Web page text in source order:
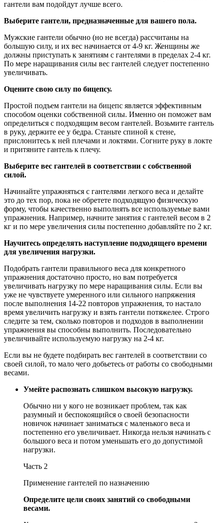
гантели вам подойдут лучше всего.
Выберите гантели, предназначенные для вашего пола.
Мужские гантели обычно (но не всегда) рассчитаны на
большую силу, и их вес начинается от 4-9 кг. Женщины же
должны приступать к занятиям с гантелями в пределах 2-4 кг.
По мере наращивания силы вес гантелей следует постепенно
увеличивать.
Оцените свою силу по бицепсу.
Простой подъем гантели на бицепс является эффективным
способом оценки собственной силы. Именно он поможет вам
определиться с подходящим весом гантелей. Возьмите гантель
в руку, держите ее у бедра. Станьте спиной к стене,
прислонитесь к ней плечами и локтями. Согните руку в локте
и притяните гантель к плечу.
Выберите вес гантелей в соответствии с собственной
силой.
Начинайте упражняться с гантелями легкого веса и делайте
это до тех пор, пока не обретете подходящую физическую
форму, чтобы качественно выполнять все используемые вами
упражнения. Например, начните занятия с гантелей весом в 2
кг и по мере увеличения силы постепенно добавляйте по 2 кг.
Научитесь определять наступление подходящего времени
для увеличения нагрузки.
Подобрать гантели правильного веса для конкретного
упражнения достаточно просто, но вам потребуется
увеличивать нагрузку по мере наращивания силы. Если вы
уже не чувствуете умеренного или сильного напряжения
после выполнения 14-22 повторов упражнения, то настало
время увеличить нагрузку и взять гантели потяжелее. Строго
следите за тем, сколько повторов и подходов в выполнении
упражнения вы способны выполнить. Последовательно
увеличивайте используемую нагрузку на 2-4 кг.
Если вы не будете подбирать вес гантелей в соответствии со
своей силой, то мало чего добьетесь от работы со свободными
весами.
Умейте распознать слишком высокую нагрузку.
Обычно ни у кого не возникает проблем, так как
разумный и беспокоящийся о своей безопасности
новичок начинает заниматься с маленького веса и
постепенно его увеличивает. Никогда нельзя начинать с
большого веса и потом уменьшать его до допустимой
нагрузки.
Часть 2
Применение гантелей по назначению
Определите цели своих занятий со свободными
весами.